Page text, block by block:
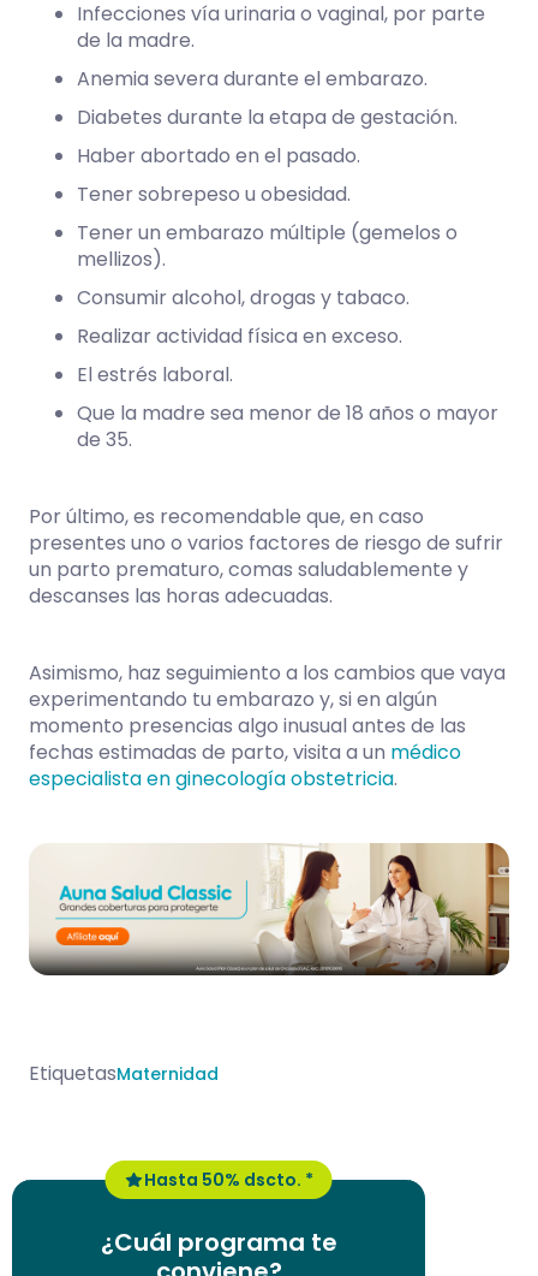
Infecciones vía urinaria o vaginal, por parte
de la madre.
Anemia severa durante el embarazo.
Diabetes durante la etapa de gestación.
Haber abortado en el pasado.
Tener sobrepeso u obesidad.
Tener un embarazo múltiple (gemelos o
mellizos).
Consumir alcohol, drogas y tabaco.
Realizar actividad física en exceso.
El estrés laboral.
Que la madre sea menor de 18 años o mayor
de 35.
Por último, es recomendable que, en caso
presentes uno o varios factores de riesgo de sufrir
un parto prematuro, comas saludablemente y
descanses las horas adecuadas.
Asimismo, haz seguimiento a los cambios que vaya
experimentando tu embarazo y, si en algún
momento presencias algo inusual antes de las
fechas estimadas de parto, visita a un médico
especialista en ginecología obstetricia.
EtiquetasMaternidad
Hasta 50% dscto. *
¿Cuál programa te